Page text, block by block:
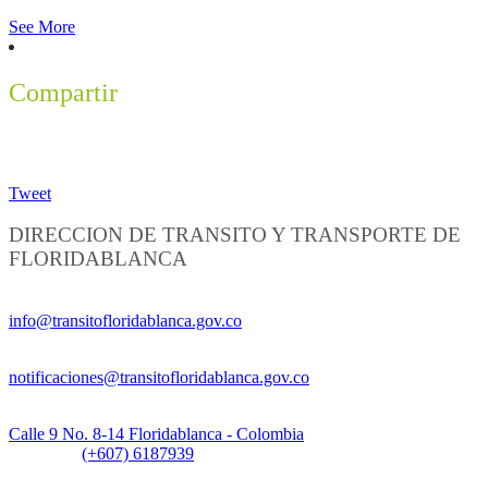
See More
Compartir
Tweet
DIRECCION DE TRANSITO Y TRANSPORTE DE
FLORIDABLANCA
info@transitofloridablanca.gov.co
notificaciones@transitofloridablanca.gov.co
Calle 9 No. 8-14 Floridablanca - Colombia
(+607) 6187939